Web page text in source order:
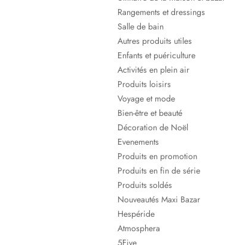
Rangements et dressings
Salle de bain
Autres produits utiles
Enfants et puériculture
Activités en plein air
Produits loisirs
Voyage et mode
Bien-être et beauté
Décoration de Noël
Evenements
Produits en promotion
Produits en fin de série
Produits soldés
Nouveautés Maxi Bazar
Hespéride
Atmosphera